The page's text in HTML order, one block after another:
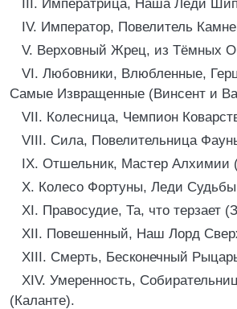
III. Императрица, Наша Леди
IV. Император, Повелитель
V. Верховный Жрец, из Тёмных
VI. Любовники, Влюбленные,
Самые Извращенные (Винсент и
VII. Колесница, Чемпион
VIII. Сила, Повелительница
IX. Отшельник, Мастер Алхимии
X. Колесо Фортуны, Леди
XI. Правосудие, Та, что терзает
XII. Повешенный, Наш Лорд
XIII. Смерть, Бесконечный
XIV. Умеренность,
(Каланте).